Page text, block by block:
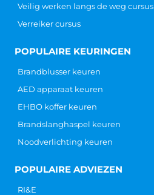
Veilig werken langs de weg cursus
Verreiker cursus
POPULAIRE KEURINGEN
Brandblusser keuren
AED apparaat keuren
EHBO koffer keuren
Brandslanghaspel keuren
Noodverlichting keuren
POPULAIRE ADVIEZEN
RI&E